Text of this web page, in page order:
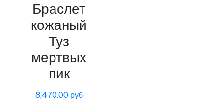
Браслет
кожаный
Туз
мертвых
пик
8,470.00 руб